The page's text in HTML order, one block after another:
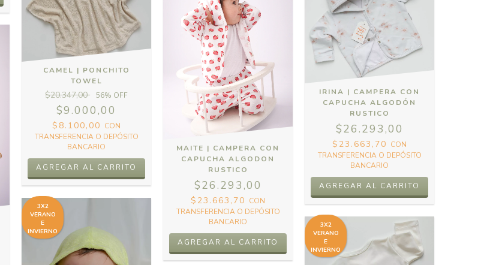
CAMEL | PONCHITO
TOWEL
$20.347,00 56% OFF
$9.000,00
$8.100,00 CON
TRANSFERENCIA O DEPÓSITO
BANCARIO
AGREGAR AL CARRITO
MAITE | CAMPERA CON
CAPUCHA ALGODON
RUSTICO
$26.293,00
$23.663,70 CON
TRANSFERENCIA O DEPÓSITO
BANCARIO
AGREGAR AL CARRITO
IRINA | CAMPERA CON
CAPUCHA ALGODÓN
RUSTICO
$26.293,00
$23.663,70 CON
TRANSFERENCIA O DEPÓSITO
BANCARIO
AGREGAR AL CARRITO
3X2
VERANO
E
INVIERNO
3X2
VERANO
E
INVIERNO